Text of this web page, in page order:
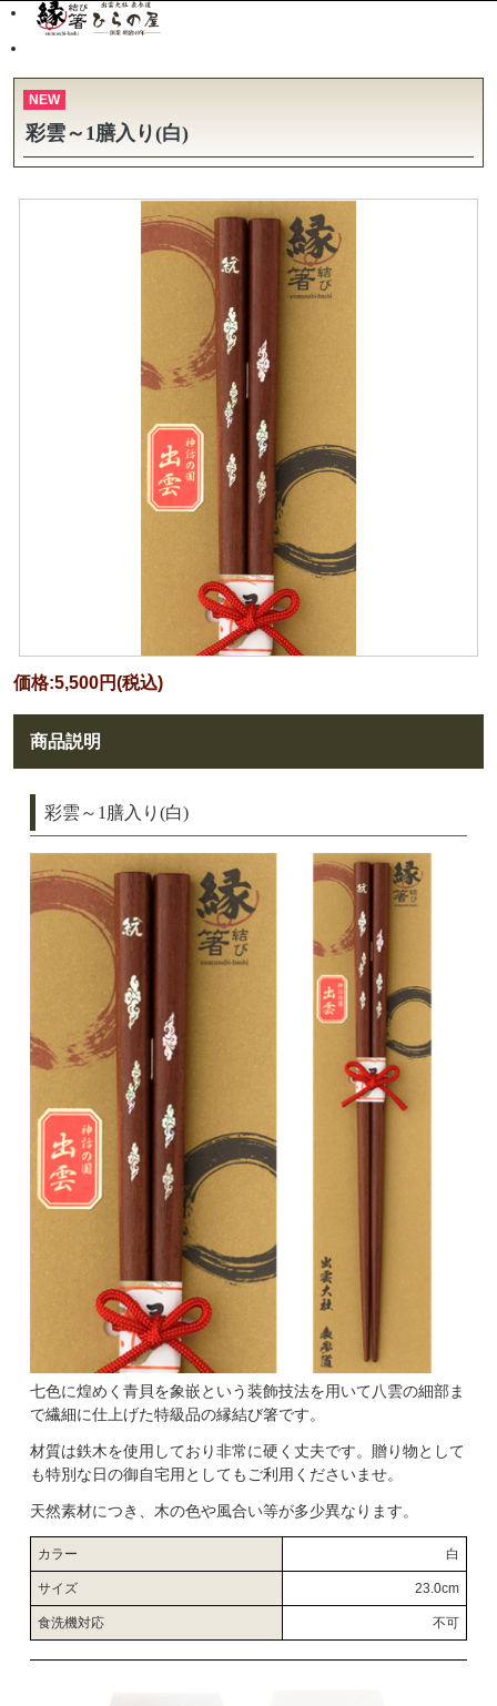
NEW
彩雲～1膳入り(白)
価格:5,500円(税込)
商品説明
彩雲～1膳入り(白)
七色に煌めく青貝を象嵌という装飾技法を用いて八雲の細部ま
で繊細に仕上げた特級品の縁結び箸です。
材質は鉄木を使用しており非常に硬く丈夫です。贈り物として
も特別な日の御自宅用としてもご利用くださいませ。
天然素材につき、木の色や風合い等が多少異なります。
カラー 白
サイズ 23.0cm
食洗機対応 不可